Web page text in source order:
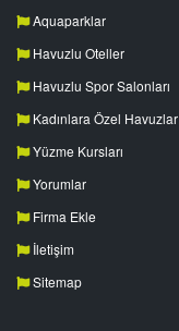
Aquaparklar
Havuzlu Oteller
Havuzlu Spor Salonları
Kadınlara Özel Havuzlar
Yüzme Kursları
Yorumlar
Firma Ekle
İletişim
Sitemap